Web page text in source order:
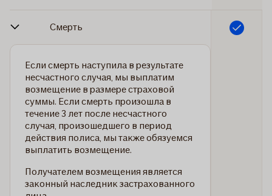
Смерть
Если смерть наступила в результате
несчастного случая, мы выплатим
возмещение в размере страховой
суммы. Если смерть произошла в
течение 3 лет после несчастного
случая, произошедшего в период
действия полиса, мы также обязуемся
выплатить возмещение.
Получателем возмещения является
законный наследник застрахованного
Включено